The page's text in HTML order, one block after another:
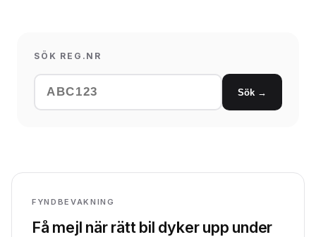
SÖK REG.NR
Sök →
FYNDBEVAKNING
Få mejl när rätt bil dyker upp under